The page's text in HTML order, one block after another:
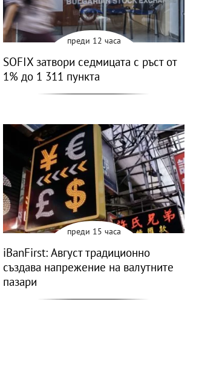
преди 12 часа
SOFIX затвори седмицата с ръст от
1% до 1 311 пункта
преди 15 часа
iBanFirst: Август традиционно
създава напрежение на валутните
пазари